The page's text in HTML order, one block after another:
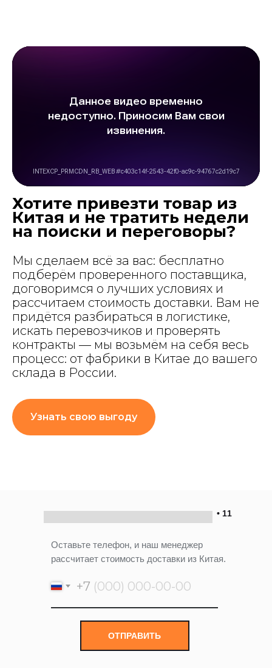
Хотите привезти товар из
Китая и не тратить недели
на поиски и переговоры?
Мы сделаем всё за вас: бесплатно
подберём проверенного поставщика,
договоримся о лучших условиях и
рассчитаем стоимость доставки. Вам не
придётся разбираться в логистике,
искать перевозчиков и проверять
контракты — мы возьмём на себя весь
процесс: от фабрики в Китае до вашего
склада в России.
Узнать свою выгоду
• 11
+7
ОТПРАВИТЬ
Оставьте телефон, и наш менеджер
рассчитает стоимость доставки из Китая.